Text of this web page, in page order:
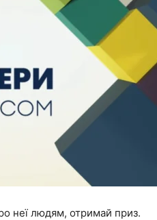
неї людям, отримай приз.